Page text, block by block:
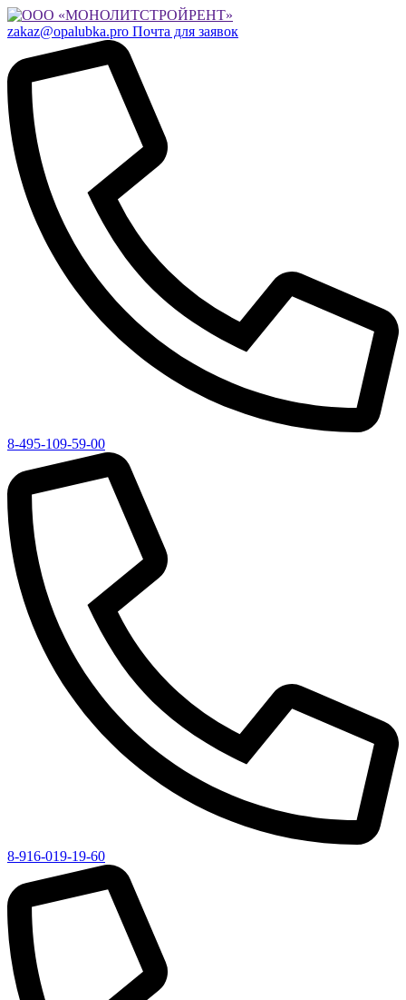
zakaz@opalubka.pro Почта для заявок
8-495-109-59-00
8-916-019-19-60